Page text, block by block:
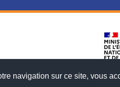
navigation sur ce site, vous